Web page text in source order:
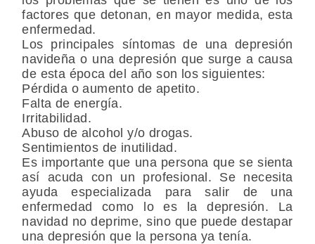
factores que detonan, en mayor medida, esta
enfermedad.
Los principales síntomas de una depresión
navideña o una depresión que surge a causa
de esta época del año son los siguientes:
Pérdida o aumento de apetito.
Falta de energía.
Irritabilidad.
Abuso de alcohol y/o drogas.
Sentimientos de inutilidad.
Es importante que una persona que se sienta
así acuda con un profesional. Se necesita
ayuda especializada para salir de una
enfermedad como lo es la depresión. La
navidad no deprime, sino que puede destapar
una depresión que la persona ya tenía.